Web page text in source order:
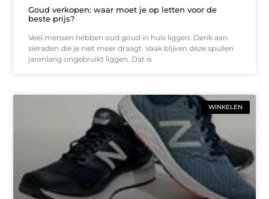
Goud verkopen: waar moet je op letten voor de
beste prijs?
Veel mensen hebben oud goud in huis liggen. Denk aan
sieraden die je niet meer draagt. Vaak blijven deze spullen
jarenlang ongebruikt liggen. Dat is
WINKELEN